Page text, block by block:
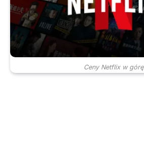
Ceny Netflix w górę